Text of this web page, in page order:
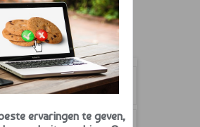
over een geldige
en paswoord.
syndicus indien u er nog
ervaringen te geven,